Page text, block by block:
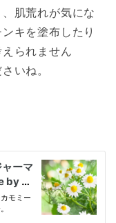
肌荒れが気にな
キを塗布したり
られません
いね。